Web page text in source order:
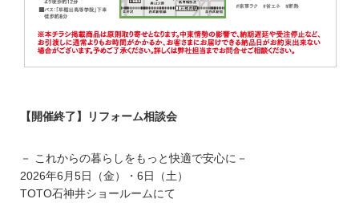
【開催終了】リフォーム相談会
－ これからの暮らしをもっと快適で安心に－
2026年6月5日（金）・6日（土）
TOTO石神井ショールームにて